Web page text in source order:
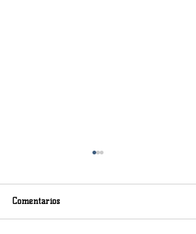
Comentarios